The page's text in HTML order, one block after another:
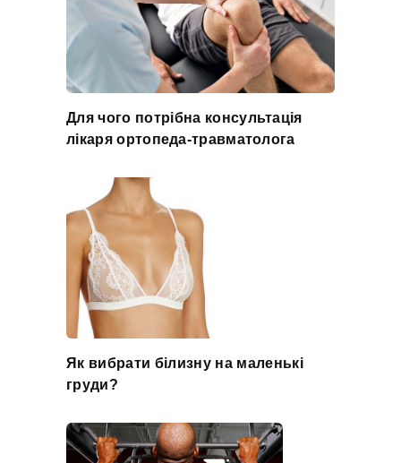
Для чого потрібна консультація
лікаря ортопеда-травматолога
Як вибрати білизну на маленькі
груди?